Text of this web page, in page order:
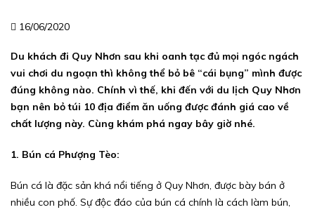
16/06/2020
Du khách đi Quy Nhơn sau khi oanh tạc đủ mọi ngóc ngách
vui chơi du ngoạn thì không thể bỏ bê “cái bụng” mình được
đúng không nào. Chính vì thế, khi đến với du lịch Quy Nhơn
bạn nên bỏ túi 10 địa điểm ăn uống được đánh giá cao về
chất lượng này. Cùng khám phá ngay bây giờ nhé.
1. Bún cá Phượng Tèo:
Bún cá là đặc sản khá nổi tiếng ở Quy Nhơn, được bày bán ở
nhiều con phố. Sự độc đáo của bún cá chính là cách làm bún,